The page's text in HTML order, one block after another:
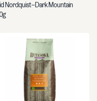
Nordquist – Dark Mountain